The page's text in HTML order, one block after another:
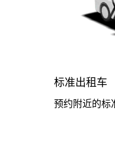
标准出租车
预约附近的标